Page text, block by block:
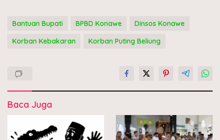
Bantuan Bupati BPBD Konawe
Dinsos Konawe
Korban Kebakaran
Korban Puting Beliung
Baca Juga